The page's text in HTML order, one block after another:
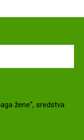
žene“, sredstva